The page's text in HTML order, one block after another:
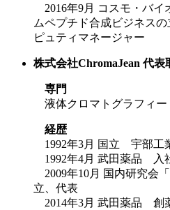
2016年9月 コスモ・バ
ムペプチド合成ビジネス
ピュティマネージャー
株式会社ChromaJean 代
専門
液体クロマトグラフィー
経歴
1992年3月 国立 宇部工
1992年4月 武田薬品 入
2009年10月 国内研究会
立、代表
2014年3月 武田薬品 創